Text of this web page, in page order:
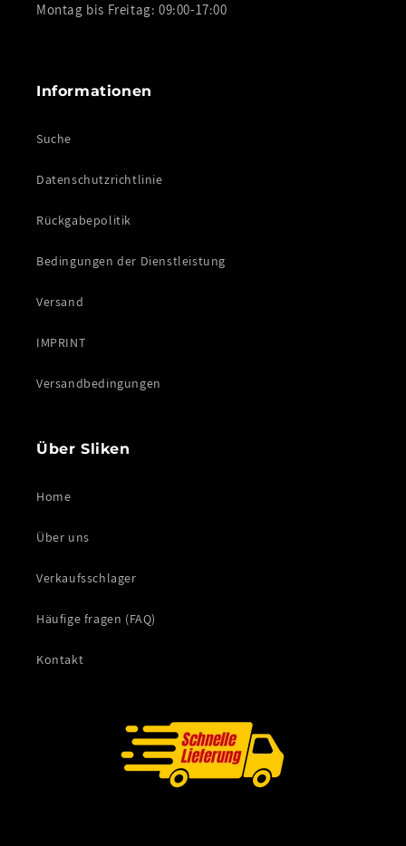
Montag bis Freitag: 09:00-17:00
Informationen
Suche
Datenschutzrichtlinie
Rückgabepolitik
Bedingungen der Dienstleistung
Versand
IMPRINT
Versandbedingungen
Über Sliken
Home
Über uns
Verkaufsschlager
Häufige fragen (FAQ)
Kontakt